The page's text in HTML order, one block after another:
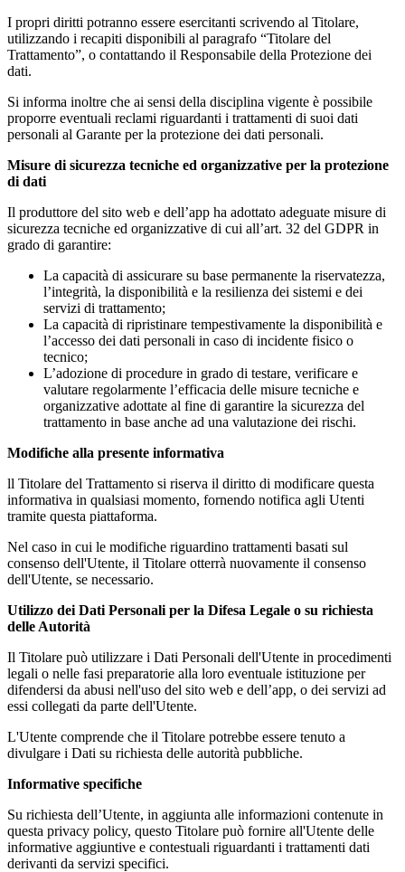
I propri diritti potranno essere esercitanti scrivendo al Titolare,
utilizzando i recapiti disponibili al paragrafo “Titolare del
Trattamento”, o contattando il Responsabile della Protezione dei
dati.
Si informa inoltre che ai sensi della disciplina vigente è possibile
proporre eventuali reclami riguardanti i trattamenti di suoi dati
personali al Garante per la protezione dei dati personali.
Misure di sicurezza tecniche ed organizzative per la protezione
di dati
Il produttore del sito web e dell’app ha adottato adeguate misure di
sicurezza tecniche ed organizzative di cui all’art. 32 del GDPR in
grado di garantire:
La capacità di assicurare su base permanente la riservatezza,
l’integrità, la disponibilità e la resilienza dei sistemi e dei
servizi di trattamento;
La capacità di ripristinare tempestivamente la disponibilità e
l’accesso dei dati personali in caso di incidente fisico o
tecnico;
L’adozione di procedure in grado di testare, verificare e
valutare regolarmente l’efficacia delle misure tecniche e
organizzative adottate al fine di garantire la sicurezza del
trattamento in base anche ad una valutazione dei rischi.
Modifiche alla presente informativa
ll Titolare del Trattamento si riserva il diritto di modificare questa
informativa in qualsiasi momento, fornendo notifica agli Utenti
tramite questa piattaforma.
Nel caso in cui le modifiche riguardino trattamenti basati sul
consenso dell'Utente, il Titolare otterrà nuovamente il consenso
dell'Utente, se necessario.
Utilizzo dei Dati Personali per la Difesa Legale o su richiesta
delle Autorità
Il Titolare può utilizzare i Dati Personali dell'Utente in procedimenti
legali o nelle fasi preparatorie alla loro eventuale istituzione per
difendersi da abusi nell'uso del sito web e dell’app, o dei servizi ad
essi collegati da parte dell'Utente.
L'Utente comprende che il Titolare potrebbe essere tenuto a
divulgare i Dati su richiesta delle autorità pubbliche.
Informative specifiche
Su richiesta dell’Utente, in aggiunta alle informazioni contenute in
questa privacy policy, questo Titolare può fornire all'Utente delle
informative aggiuntive e contestuali riguardanti i trattamenti dati
derivanti da servizi specifici.